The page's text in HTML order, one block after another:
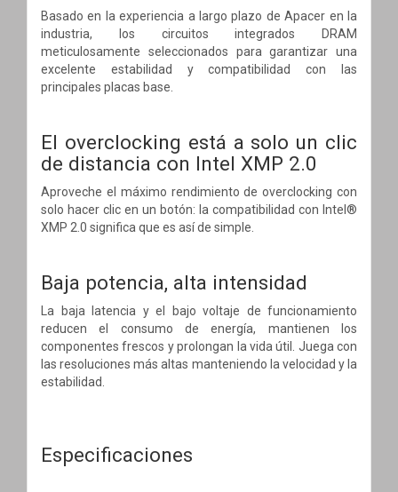
Basado en la experiencia a largo plazo de Apacer en la
industria, los circuitos integrados DRAM
meticulosamente seleccionados para garantizar una
excelente estabilidad y compatibilidad con las
principales placas base.
El overclocking está a solo un clic
de distancia con Intel XMP 2.0
Aproveche el máximo rendimiento de overclocking con
solo hacer clic en un botón: la compatibilidad con Intel®
XMP 2.0 significa que es así de simple.
Baja potencia, alta intensidad
La baja latencia y el bajo voltaje de funcionamiento
reducen el consumo de energía, mantienen los
componentes frescos y prolongan la vida útil. Juega con
las resoluciones más altas manteniendo la velocidad y la
estabilidad.
Especificaciones